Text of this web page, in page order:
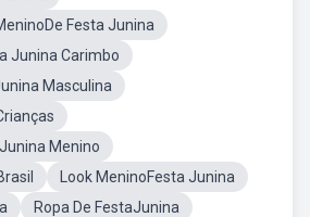
Festa Junina
Junina Carimbo
Masculina
Menino
Look MeninoFesta Junina
Ropa De FestaJunina